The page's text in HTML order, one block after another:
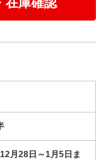
月28日～1月5日ま